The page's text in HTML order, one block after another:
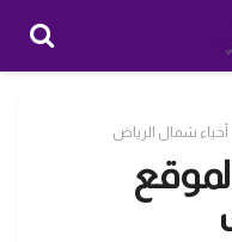
أحياء شمال الرياض